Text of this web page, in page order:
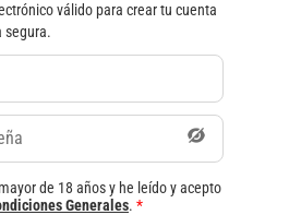
válido para crear tu cuenta
segura.
de 18 años y he leído y acepto
Generales. *